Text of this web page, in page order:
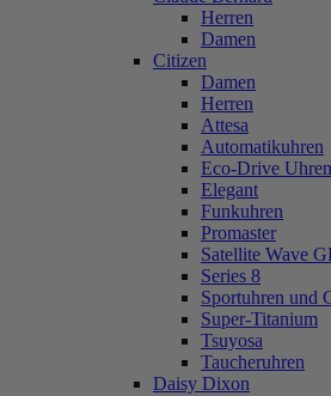
Herren
Damen
Citizen
Damen
Herren
Attesa
Automatikuhren
Eco-Drive Uhren
Elegant
Funkuhren
Promaster
Satellite Wave
Series 8
Sportuhren und
Super-Titanium
Tsuyosa
Taucheruhren
Daisy Dixon